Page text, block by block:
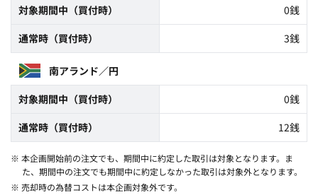
対象期間中（買付時）
0銭
通常時（買付時）
3銭
南アランド／円
対象期間中（買付時）
0銭
通常時（買付時）
12銭
※ 本企画開始前の注文でも、期間中に約定した取引は対象となります。ま
た、期間中の注文でも期間中に約定しなかった取引は対象外となります。
※ 売却時の為替コストは本企画対象外です。